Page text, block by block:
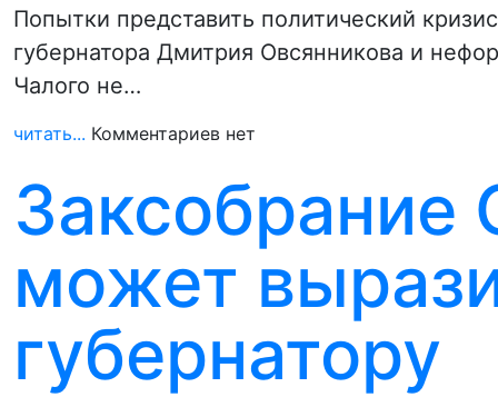
Попытки представить политический
губернатора Дмитрия Овсянникова и
Чалого не…
читать... Комментариев нет
Заксобрание
может
губернатору